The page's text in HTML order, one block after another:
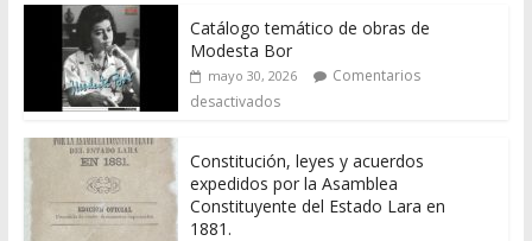
Catálogo temático de obras de
Modesta Bor
mayo 30, 2026
Comentarios
desactivados
Constitución, leyes y acuerdos
expedidos por la Asamblea
Constituyente del Estado Lara en
1881.